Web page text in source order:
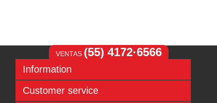
VENTAS (55) 4172·6566
Information
Aviso de Privacidad
Customer service